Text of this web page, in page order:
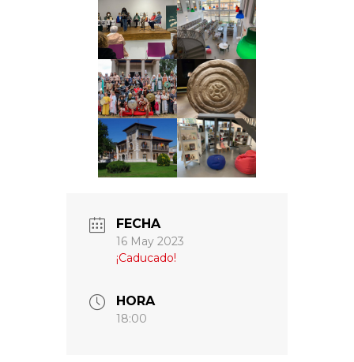
FECHA
16 May 2023
¡Caducado!
HORA
18:00